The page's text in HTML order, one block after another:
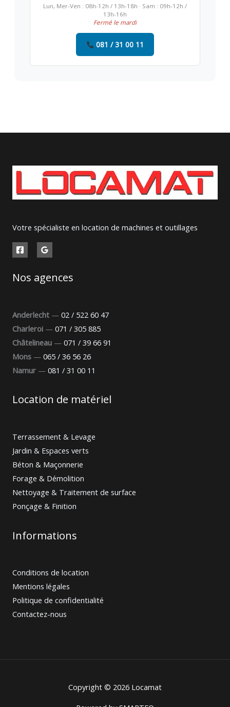
Lun, Mer-Ven : 08h-12h / 13h-18h · Sam : 09h-12h /
13h-16h
Fermé le mardi
081 / 31 00 11
Votre spécialiste en location de machines et outillages
Nos agences
Anderlecht — 02 / 522 60 47
Charleroi — 071 / 305 885
Châtelineau — 071 / 39 66 91
Mons — 065 / 36 56 26
Namur — 081 / 31 00 11
Location de matériel
Terrassement & Levage
Jardin & Espaces verts
Béton & Maçonnerie
Forage & Démolition
Nettoyage & Traitement de surface
Ponçage & Finition
Informations
Conditions de location
Mentions légales
Politique de confidentialité
Contactez-nous
Copyright © 2026 Locamat